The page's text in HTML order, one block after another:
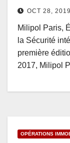
OCT 28, 2019
Milipol Paris,
la Sécurité
première
2017, Milipol
OPÉRATIONS